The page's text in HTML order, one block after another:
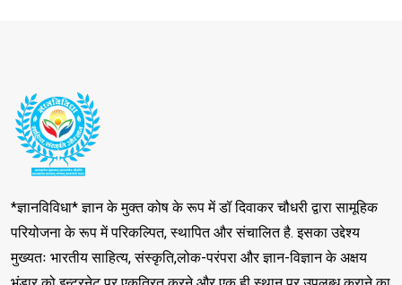
*ज्ञानविविधा* ज्ञान के मुक्त कोष के रूप में डॉ दिवाकर चौधरी द्वारा सामूहिक
परियोजना के रूप में परिकल्पित, स्थापित और संचालित है. इसका उद्देश्य
मुख्यतः भारतीय साहित्य, संस्कृति,लोक-परंपरा और ज्ञान-विज्ञान के अक्षय